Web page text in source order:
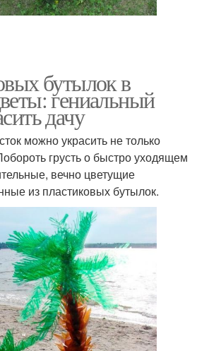
бутылок в
гениальный
дачу
можно украсить не только
грусть о быстро уходящем
вечно цветущие
из пластиковых бутылок.